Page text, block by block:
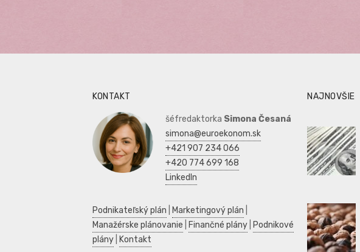
KONTAKT
šéfredaktorka Simona Česaná
simona@euroekonom.sk
+421 907 234 066
+420 774 699 168
LinkedIn
Podnikateľský plán Marketingový plán
Manažérske plánovanie
Finančné plány
Podnikové
plány
Kontakt
NAJNOVŠIE